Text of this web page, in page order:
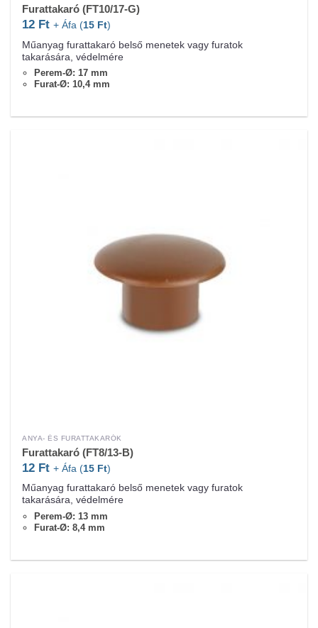
Furattakaró (FT10/17-G)
12 Ft + Áfa (15 Ft)
Műanyag furattakaró belső menetek vagy furatok
takarására, védelmére
Perem-Ø: 17 mm
Furat-Ø: 10,4 mm
ANYA- ÉS FURATTAKARÓK
Furattakaró (FT8/13-B)
12 Ft + Áfa (15 Ft)
Műanyag furattakaró belső menetek vagy furatok
takarására, védelmére
Perem-Ø: 13 mm
Furat-Ø: 8,4 mm